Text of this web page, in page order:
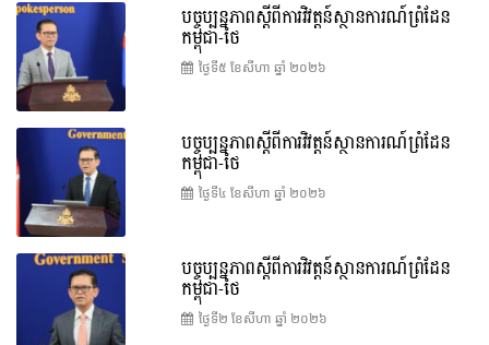
បច្ចុប្បន្នភាពស្ដីពីការវិវត្តន៍ស្ថានការណ៍ព្រំដែន
កម្ពុជា-ថៃ
ថ្ងៃទី៥ ខែ​សីហា ឆ្នាំ ២០២៦
បច្ចុប្បន្នភាពស្ដីពីការវិវត្តន៍ស្ថានការណ៍ព្រំដែន
កម្ពុជា-ថៃ
ថ្ងៃទី៤ ខែ​សីហា ឆ្នាំ ២០២៦
បច្ចុប្បន្នភាពស្ដីពីការវិវត្តន៍ស្ថានការណ៍ព្រំដែន
កម្ពុជា-ថៃ
ថ្ងៃទី២ ខែ​សីហា ឆ្នាំ ២០២៦